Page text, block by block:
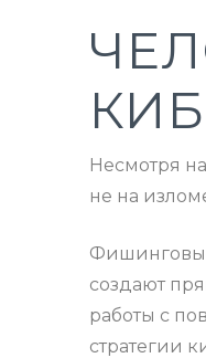
Несмотря
не на
создают
работы с
стратегии